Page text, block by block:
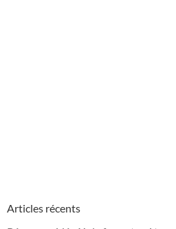
Articles récents